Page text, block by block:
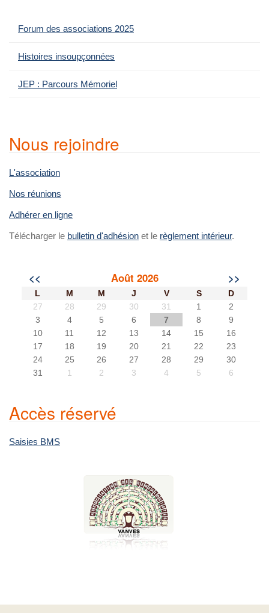
Forum des associations 2025
Histoires insoupçonnées
JEP : Parcours Mémoriel
Nous rejoindre
L'association
Nos réunions
Adhérer en ligne
Télécharger le bulletin d'adhésion et le règlement intérieur.
<< Août 2026 >>
L M M J V S
D
27
28 29 30 31 1
2
3
4 5 6 7 8
9
10
11 12 13 14 15
16
17
18 19 20 21 22
23
24
25 26 27 28 29
30
31
1 2 3 4 5 6
Accès réservé
Saisies BMS